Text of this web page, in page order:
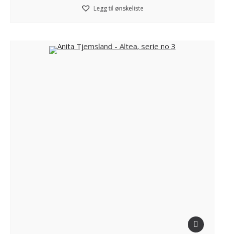
Legg til ønskeliste